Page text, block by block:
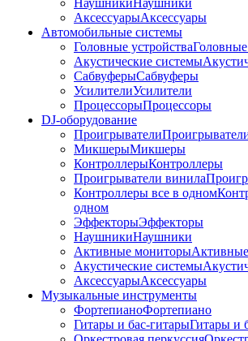
АксессуарыАксессуары
Автомобильные системы
Головные устройстваГоловные
Акустические системы
СабвуферыСабвуферы
УсилителиУсилители
ПроцессорыПроцессоры
DJ-оборудование
Проигрыватели
МикшерыМикшеры
КонтроллерыКонтроллеры
Проигрыватели винила
Контроллеры все в одном
одном
ЭффекторыЭффекторы
НаушникиНаушники
Активные мониторы
Акустические системы
АксессуарыАксессуары
Музыкальные инструменты
ФортепианоФортепиано
Гитары и бас-гитарыГитары и